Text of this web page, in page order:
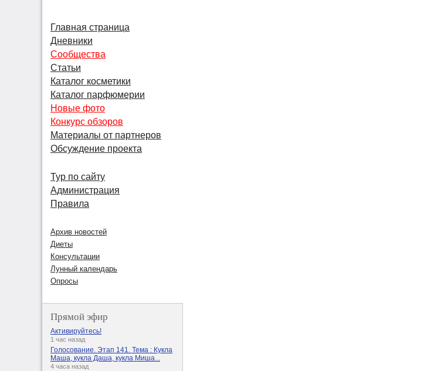
Главная страница
Дневники
Сообщества
Статьи
Каталог косметики
Каталог парфюмерии
Новые фото
Конкурс обзоров
Материалы от партнеров
Обсуждение проекта
Тур по сайту
Администрация
Правила
Архив новостей
Диеты
Консультации
Лунный календарь
Опросы
Прямой эфир
Активируйтесь!
1 час назад
Голосование. Этап 141. Тема : Кукла
Маша, кукла Даша, кукла Миша...
4 часа назад